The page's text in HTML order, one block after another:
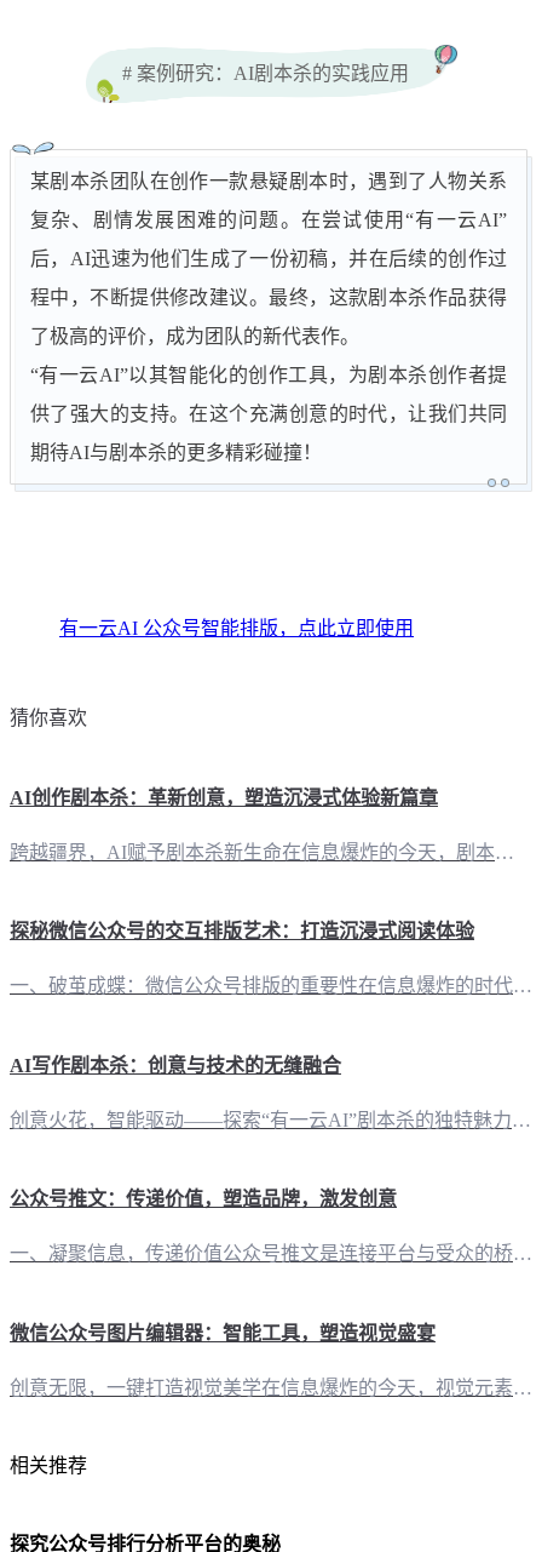
# 案例研究：AI剧本杀的实践应用
某剧本杀团队在创作一款悬疑剧本时，遇到了人物关系
复杂、剧情发展困难的问题。在尝试使用“有一云AI”
后，AI迅速为他们生成了一份初稿，并在后续的创作过
程中，不断提供修改建议。最终，这款剧本杀作品获得
了极高的评价，成为团队的新代表作。
“有一云AI”以其智能化的创作工具，为剧本杀创作者提
供了强大的支持。在这个充满创意的时代，让我们共同
期待AI与剧本杀的更多精彩碰撞！
有一云AI 公众号智能排版，点此立即使用
猜你喜欢
AI创作剧本杀：革新创意，塑造沉浸式体验新篇章
跨越疆界，AI赋予剧本杀新生命在信息爆炸的今天，剧本杀作为新兴的社交娱乐形式，正逐渐渗透进人们的生活。而“有一云AI”，这款创新型AI智能写作+排版软件，正以其卓越的技术力量，为剧本杀创作带来一场前所未有的变革。 智能写作，开启剧本创作新纪元“有一云AI”以其强大的AI智能写作功能，为剧本杀创作者提供了全新的创作方式。无论是复杂的人物关系，还是跌宕起伏的剧情，AI都能在短时间内生成初稿，为创作者
探秘微信公众号的交互排版艺术：打造沉浸式阅读体验
一、破茧成蝶：微信公众号排版的重要性在信息爆炸的时代，如何让内容脱颖而出，吸引读者的目光，成为了自媒体创作者们共同面临的挑战。微信公众号，作为我国最受欢迎的自媒体平台之一，其内容排版的重要性不言而喻。它不仅关乎视觉审美，更关乎内容的传播效果。 二、有一云AI：AI智能写作+排版，助你一臂之力在这个数字化时代，有一云AI应运而生，成为自媒体创作者的得力助手。这款创新型AI智能写作+排版软件，凭借其
AI写作剧本杀：创意与技术的无缝融合
创意火花，智能驱动——探索“有一云AI”剧本杀的独特魅力在自媒体时代，剧本杀作为一种新兴的娱乐方式，正逐渐融入大众生活。而“有一云AI”，这款创新型AI智能写作+排版软件，以其卓越的性能，为剧本杀的创作提供了强大的技术支持。 AI赋能，创作无界——剧本杀内容创作的新篇章“有一云AI”的内容排版功能，提供包含标题、内容、图文、分隔、引导五大类数千款装修皮肤。创作者只需轻松选择，即可打造出独具特色的
公众号推文：传递价值，塑造品牌，激发创意
一、凝聚信息，传递价值公众号推文是连接平台与受众的桥梁。它不仅承载着信息的传递，更是价值观的传递。通过精心策划的推文，企业、机构或个人可以： 发布最新动态：及时更新，让关注者第一时间了解变化。 分享专业知识：传播有价值的内容，树立专业形象。 提供实用资讯：解答疑问，满足用户需求，提升用户粘性。 二、塑造品牌，提升影响力公众号推文是塑造品牌形象的重要手段。通过以下方式，可以有效地提升品
微信公众号图片编辑器：智能工具，塑造视觉盛宴
创意无限，一键打造视觉美学在信息爆炸的今天，视觉元素在传播中的重要性不言而喻。作为自媒体创作者，如何让自己的内容在众多信息中脱颖而出，成为关注的焦点？一款优秀的微信公众号图片编辑器，正是助力你实现这一目标的得力助手。 AI赋能，排版与创作双重升级“有一云AI”微信公众号图片编辑器，不仅是一款普通的图片编辑工具，它更是一款集AI智能写作与排版于一体的创新型软件。以下，让我们一起探索这款工具的独到之
相关推荐
探究公众号排行分析平台的奥秘